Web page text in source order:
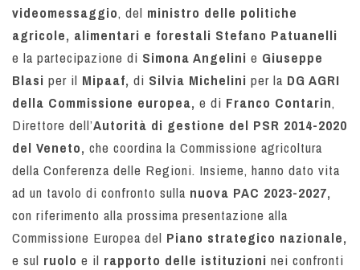
videomessaggio, del ministro delle politiche
agricole, alimentari e forestali Stefano Patuanelli
e la partecipazione di Simona Angelini e Giuseppe
Blasi per il Mipaaf, di Silvia Michelini per la DG AGRI
della Commissione europea, e di Franco Contarin,
Direttore dell’Autorità di gestione del PSR 2014-2020
del Veneto, che coordina la Commissione agricoltura
della Conferenza delle Regioni. Insieme, hanno dato vita
ad un tavolo di confronto sulla nuova PAC 2023-2027,
con riferimento alla prossima presentazione alla
Commissione Europea del Piano strategico nazionale,
e sul ruolo e il rapporto delle istituzioni nei confronti